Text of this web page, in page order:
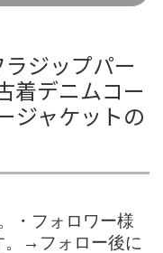
ジップパー
着デニムコー
ジャケットの
・フォロワー様
。→フォロー後に